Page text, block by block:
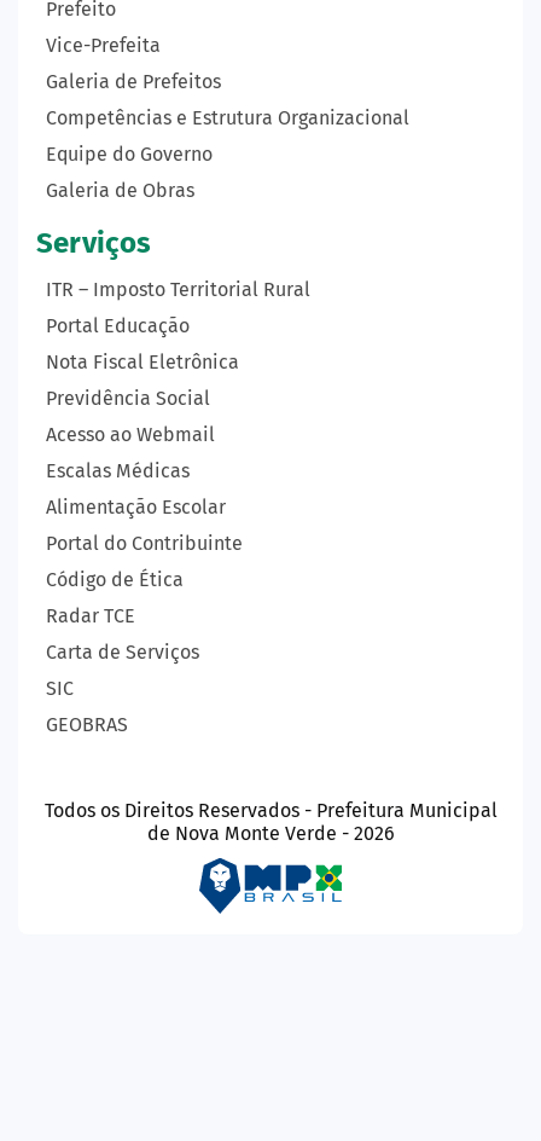
Prefeito
Vice-Prefeita
Galeria de Prefeitos
Competências e Estrutura Organizacional
Equipe do Governo
Galeria de Obras
Serviços
ITR – Imposto Territorial Rural
Portal Educação
Nota Fiscal Eletrônica
Previdência Social
Acesso ao Webmail
Escalas Médicas
Alimentação Escolar
Portal do Contribuinte
Código de Ética
Radar TCE
Carta de Serviços
SIC
GEOBRAS
Todos os Direitos Reservados - Prefeitura Municipal
de Nova Monte Verde - 2026